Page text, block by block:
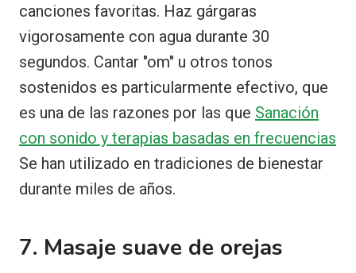
canciones favoritas. Haz gárgaras
vigorosamente con agua durante 30
segundos. Cantar "om" u otros tonos
sostenidos es particularmente efectivo, que
es una de las razones por las que Sanación
con sonido y terapias basadas en frecuencias
Se han utilizado en tradiciones de bienestar
durante miles de años.
7. Masaje suave de orejas